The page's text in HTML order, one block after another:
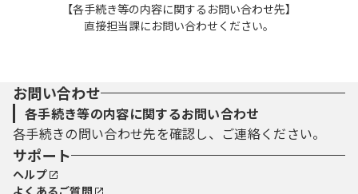
【各手続き等の内容に関するお問い合わせ先】
直接担当課にお問い合わせください。
お問い合わせ
各手続き等の内容に関するお問い合わせ
各手続きの問い合わせ先を確認し、ご連絡ください。
サポート
ヘルプ